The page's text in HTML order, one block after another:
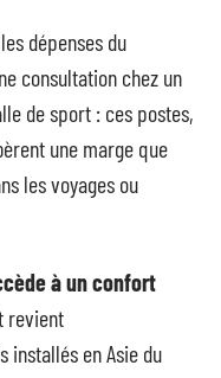
dépenses du
consultation chez un
de sport : ces postes,
une marge que
les voyages ou
à un confort
revient
installés en Asie du